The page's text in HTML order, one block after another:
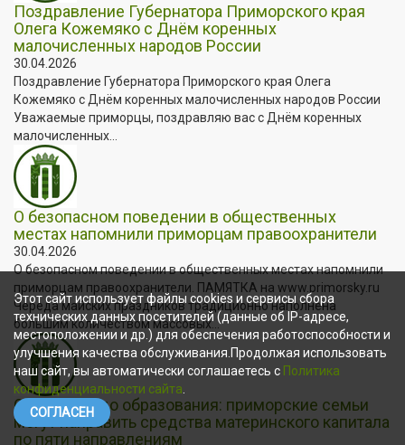
Поздравление Губернатора Приморского края
Олега Кожемяко с Днём коренных
малочисленных народов России
30.04.2026
Поздравление Губернатора Приморского края Олега
Кожемяко с Днём коренных малочисленных народов России
Уважаемые приморцы, поздравляю вас с Днём коренных
малочисленных...
О безопасном поведении в общественных
местах напомнили приморцам правоохранители
30.04.2026
О безопасном поведении в общественных местах напомнили
приморцам правоохранители. ПАМЯТКА на www.primorsky.ru
Череда майских праздников традиционно наполнена
большим количеством массовых...
От ипотеки до образования: приморские семьи
могут направить средства материнского капитала
по пяти направлениям
Этот сайт использует файлы cookies и сервисы сбора
технических данных посетителей (данные об IP-адресе,
местоположении и др.) для обеспечения работоспособности и
улучшения качества обслуживания.Продолжая использовать
наш сайт, вы автоматически соглашаетесь с Политика
конфиденциальности сайта
СОГЛАСЕН